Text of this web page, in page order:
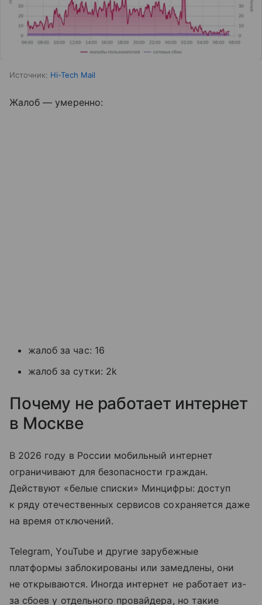
Источник: Hi-Tech Mail
Жалоб — умеренно:
жалоб за час: 16
жалоб за сутки: 2k
Почему не работает интернет
в Москве
В 2026 году в России мобильный интернет
ограничивают для безопасности граждан.
Действуют «белые списки» Минцифры: доступ
к ряду отечественных сервисов сохраняется даже
на время отключений.
Telegram, YouTube и другие зарубежные
платформы заблокированы или замедлены, они
не открываются. Иногда интернет не работает из-
за сбоев у отдельного провайдера, но такие